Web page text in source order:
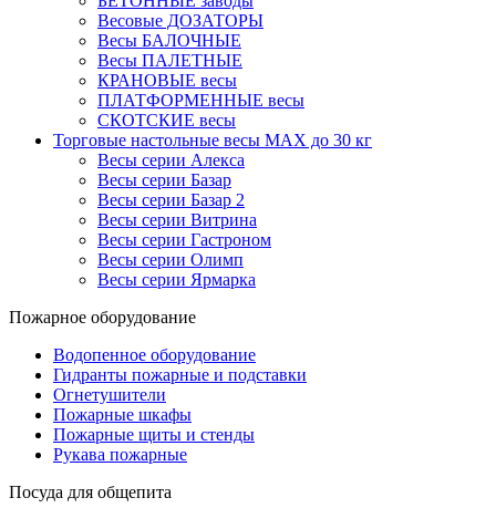
Весовые ДОЗАТОРЫ
Весы БАЛОЧНЫЕ
Весы ПАЛЕТНЫЕ
КРАНОВЫЕ весы
ПЛАТФОРМЕННЫЕ весы
СКОТСКИЕ весы
Торговые настольные весы MAX до 30 кг
Весы серии Алекса
Весы серии Базар
Весы серии Базар 2
Весы серии Витрина
Весы серии Гастроном
Весы серии Олимп
Весы серии Ярмарка
Пожарное оборудование
Водопенное оборудование
Гидранты пожарные и подставки
Огнетушители
Пожарные шкафы
Пожарные щиты и стенды
Рукава пожарные
Посуда для общепита